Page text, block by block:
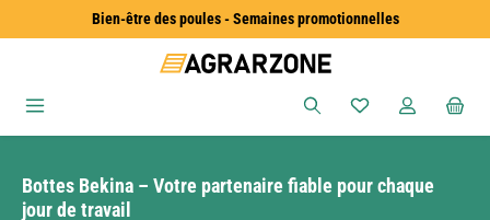
Passer au contenu principalBien-être des poules - Semaines promotionnelles
Vous avez 0
Bottes Bekina – Votre partenaire fiable pour chaque
jour de travail